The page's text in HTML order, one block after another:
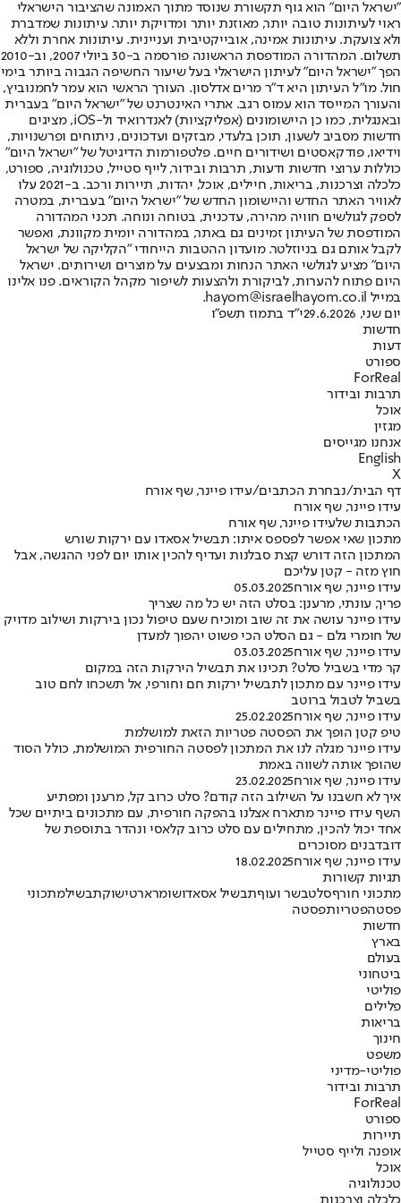
"ישראל היום" הוא גוף תקשורת שנוסד מתוך האמונה שהציבור הישראלי
ראוי לעיתונות טובה יותר, מאוזנת יותר ומדויקת יותר. עיתונות שמדברת
ולא צועקת. עיתונות אמינה, אובייקטיבית ועניינית. עיתונות אחרת וללא
תשלום. המהדורה המודפסת הראשונה פורסמה ב-30 ביולי 2007, וב-2010
הפך "ישראל היום" לעיתון הישראלי בעל שיעור החשיפה הגבוה ביותר בימי
חול. מו"ל העיתון היא ד"ר מרים אדלסון. העורך הראשי הוא עמר לחמנוביץ,
והעורך המייסד הוא עמוס רגב. אתרי האינטרנט של "ישראל היום" בעברית
ובאנגלית, כמו כן היישומונים (אפליקציות) לאנדרואיד ול-iOS, מציגים
חדשות מסביב לשעון, תוכן בלעדי, מבזקים ועדכונים, ניתוחים ופרשנויות,
וידיאו, פודקאסטים ושידורים חיים. פלטפורמות הדיגיטל של "ישראל היום"
כוללות ערוצי חדשות ודעות, תרבות ובידור, לייף סטייל, טכנולוגיה, ספורט,
כלכלה וצרכנות, בריאות, חיילים, אוכל, יהדות, תיירות ורכב. ב-2021 עלו
לאוויר האתר החדש והיישומון החדש של "ישראל היום" בעברית, במטרה
לספק לגולשים חוויה מהירה, עדכנית, בטוחה ונוחה. תכני המהדורה
המודפסת של העיתון זמינים גם באתר, במהדורה יומית מקוונת, ואפשר
לקבל אותם גם בניוזלטר. מועדון ההטבות הייחודי "הקליקה של ישראל
היום" מציע לגולשי האתר הנחות ומבצעים על מוצרים ושירותים. ישראל
היום פתוח להערות, לביקורת ולהצעות לשיפור מקהל הקוראים. פנו אלינו
במייל hayom@israelhayom.co.il.
יום שני, 29.6.2026
י"ד בתמוז תשפ"ו
חדשות
דעות
ספורט
ForReal
תרבות ובידור
אוכל
מגזין
אנחנו מגייסים
English
X
דף הבית/נבחרת הכתבים/עידו פיינר, שף אורח
עידו פיינר, שף אורח
הכתבות שלעידו פיינר, שף אורח
מתכון שאי אפשר לפספס איתו: תבשיל אסאדו עם ירקות שורש
המתכון הזה דורש קצת סבלנות ועדיף להכין אותו יום לפני ההגשה, אבל
חוץ מזה - קטן עליכם
עידו פיינר, שף אורח05.03.2025
פריך, עונתי, מרענן: בסלט הזה יש כל מה שצריך
עידו פיינר עושה את זה שוב ומוכיח שעם טיפול נכון בירקות ושילוב מדויק
של חומרי גלם - גם הסלט הכי פשוט יהפוך למעדן
עידו פיינר, שף אורח03.03.2025
קר מדי בשביל סלט? תכינו את תבשיל הירקות הזה במקום
עידו פיינר עם מתכון לתבשיל ירקות חם וחורפי, אל תשכחו לחם טוב
בשביל לטבול ברוטב
עידו פיינר, שף אורח25.02.2025
טיפ קטן הופך את הפסטה פטריות הזאת למושלמת
עידו פיינר מגלה לנו את המתכון לפסטה החורפית המושלמת, כולל הסוד
שהופך אותה לשווה באמת
עידו פיינר, שף אורח23.02.2025
איך לא חשבנו על השילוב הזה קודם? סלט כרוב קל, מרענן ומפתיע
השף עידו פיינר מתארח אצלנו בהפקה חורפית, עם מתכונים ביתיים שכל
אחד יכול להכין, מתחילים עם סלט כרוב קלאסי ונהדר בתוספת של
דובדבנים מסוכרים
עידו פיינר, שף אורח18.02.2025
תגיות קשורות
מתכוני חורףסלטבשר ועוףתבשיל אסאדושומרארטישוקתבשילמתכוני
פסטהפטריותפסטה
חדשות
בארץ
בעולם
ביטחוני
פוליטי
פלילים
בריאות
חינוך
משפט
פוליטי-מדיני
תרבות ובידור
ForReal
ספורט
תיירות
אופנה ולייף סטייל
אוכל
טכנולוגיה